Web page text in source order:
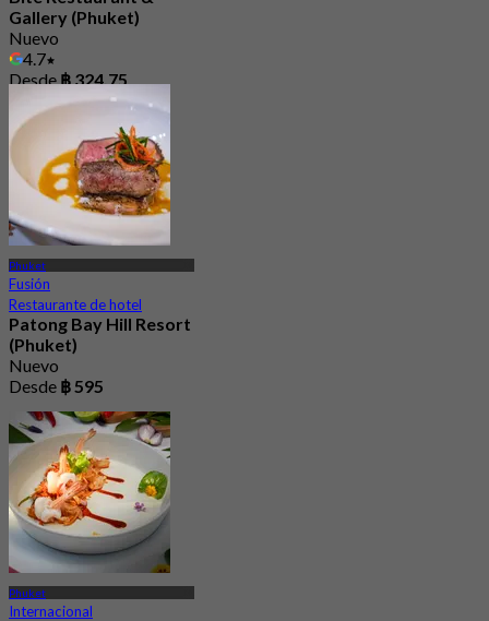
Gallery (Phuket)
Nuevo
4.7
Desde ฿ 324.75
Phuket
Fusión
Restaurante de hotel
Patong Bay Hill Resort
(Phuket)
Nuevo
Desde ฿ 595
Phuket
Internacional